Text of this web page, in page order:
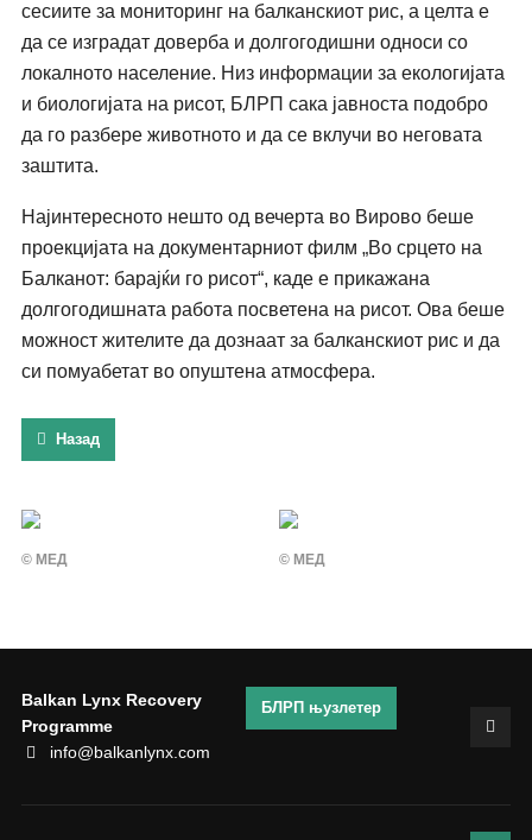
сесиите за мониторинг на балканскиот рис, а целта е
да се изградат доверба и долгогодишни односи со
локалното население. Низ информации за екологијата
и биологијата на рисот, БЛРП сака јавноста подобро
да го разбере животното и да се вклучи во неговата
заштита.
Најинтересното нешто од вечерта во Вирово беше
проекцијата на документарниот филм „Во срцето на
Балканот: барајќи го рисот“, каде е прикажана
долгогодишната работа посветена на рисот. Ова беше
можност жителите да дознаат за балканскиот рис и да
си помуабетат во опуштена атмосфера.
Назад
© МЕД © МЕД
Balkan Lynx Recovery
Programme
info@balkanlynx.com
БЛРП њузлетер